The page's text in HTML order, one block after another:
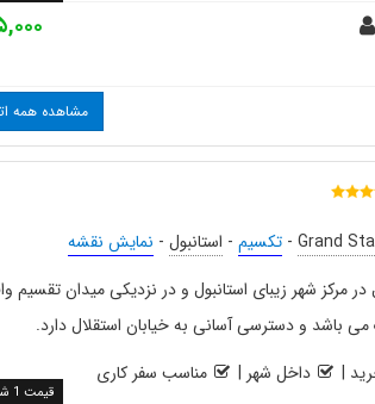
مشاهده همه
Grand
-تکسیم - استانبول - نمایش نقشه
در مرکز شهر زیبای استانبول و در نزدیکی میدان
باشد و دسترسی آسانی به خیابان استقلال دارد.
| داخل شهر | مناسب سفر کاری
قیمت 1 شب اقامت برای 2 نفر